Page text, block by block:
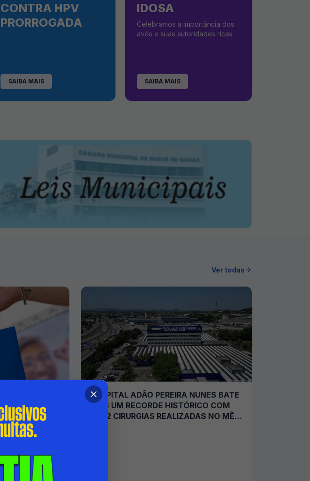
CONTRA HPV
PRORROGADA
SAIBA MAIS
IDOSA
Celebramos a importância dos
avós e suas autoridades ricas
SAIBA MAIS
Ver todas
HOSPITAL ADÃO PEREIRA NUNES BATE
MAIS UM RECORDE HISTÓRICO COM
2.792 CIRURGIAS REALIZADAS NO MÊS